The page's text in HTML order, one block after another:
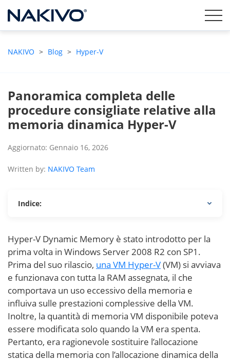
NAKIVO > Blog > Hyper-V
Panoramica completa delle
procedure consigliate relative alla
memoria dinamica Hyper-V
Aggiornato: Gennaio 16, 2026
Written by: NAKIVO Team
Indice:
Hyper-V Dynamic Memory è stato introdotto per la
prima volta in Windows Server 2008 R2 con SP1.
Prima del suo rilascio, una VM Hyper-V(VM) si avviava
e funzionava con tutta la RAM assegnata, il che
comportava un uso eccessivo della memoria e
influiva sulle prestazioni complessive della VM.
Inoltre, la quantità di memoria VM disponibile poteva
essere modificata solo quando la VM era spenta.
Pertanto, era ragionevole sostituire l’allocazione
statica della memoria con l’allocazione dinamica della